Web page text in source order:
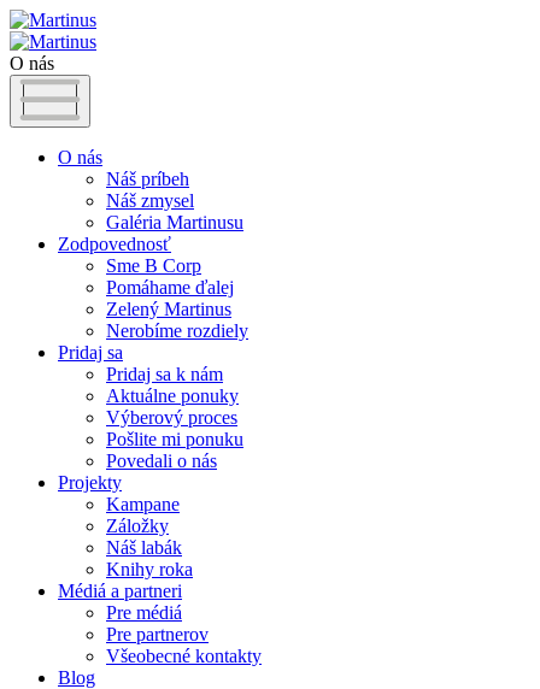
O nás
O nás
Náš príbeh
Náš zmysel
Galéria Martinusu
Zodpovednosť
Sme B Corp
Pomáhame ďalej
Zelený Martinus
Nerobíme rozdiely
Pridaj sa
Pridaj sa k nám
Aktuálne ponuky
Výberový proces
Pošlite mi ponuku
Povedali o nás
Projekty
Kampane
Záložky
Náš labák
Knihy roka
Médiá a partneri
Pre médiá
Pre partnerov
Všeobecné kontakty
Blog